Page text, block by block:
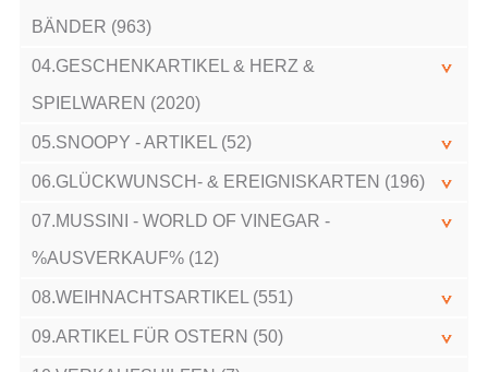
BÄNDER (963)
04.GESCHENKARTIKEL & HERZ &
SPIELWAREN (2020)
05.SNOOPY - ARTIKEL (52)
06.GLÜCKWUNSCH- & EREIGNISKARTEN (196)
07.MUSSINI - WORLD OF VINEGAR -
%AUSVERKAUF% (12)
08.WEIHNACHTSARTIKEL (551)
09.ARTIKEL FÜR OSTERN (50)